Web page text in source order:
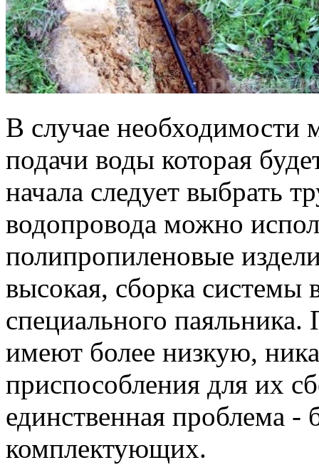
В случае необходимости
подачи воды которая
начала следует выбрать
водопровода можно
полипропиленовые
высокая, сборка
специального
имеют более низкую,
приспособления для их
единственная проблема -
комплектующих.